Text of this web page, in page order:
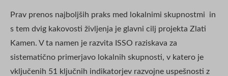
Prav prenos najboljših praks med lokalnimi skupnostmi in
s tem dvig kakovosti življenja je glavni cilj projekta Zlati
Kamen. V ta namen je razvita ISSO raziskava za
sistematično primerjavo lokalnih skupnosti, v katero je
vključenih 51 ključnih indikatorjev razvojne uspešnosti z